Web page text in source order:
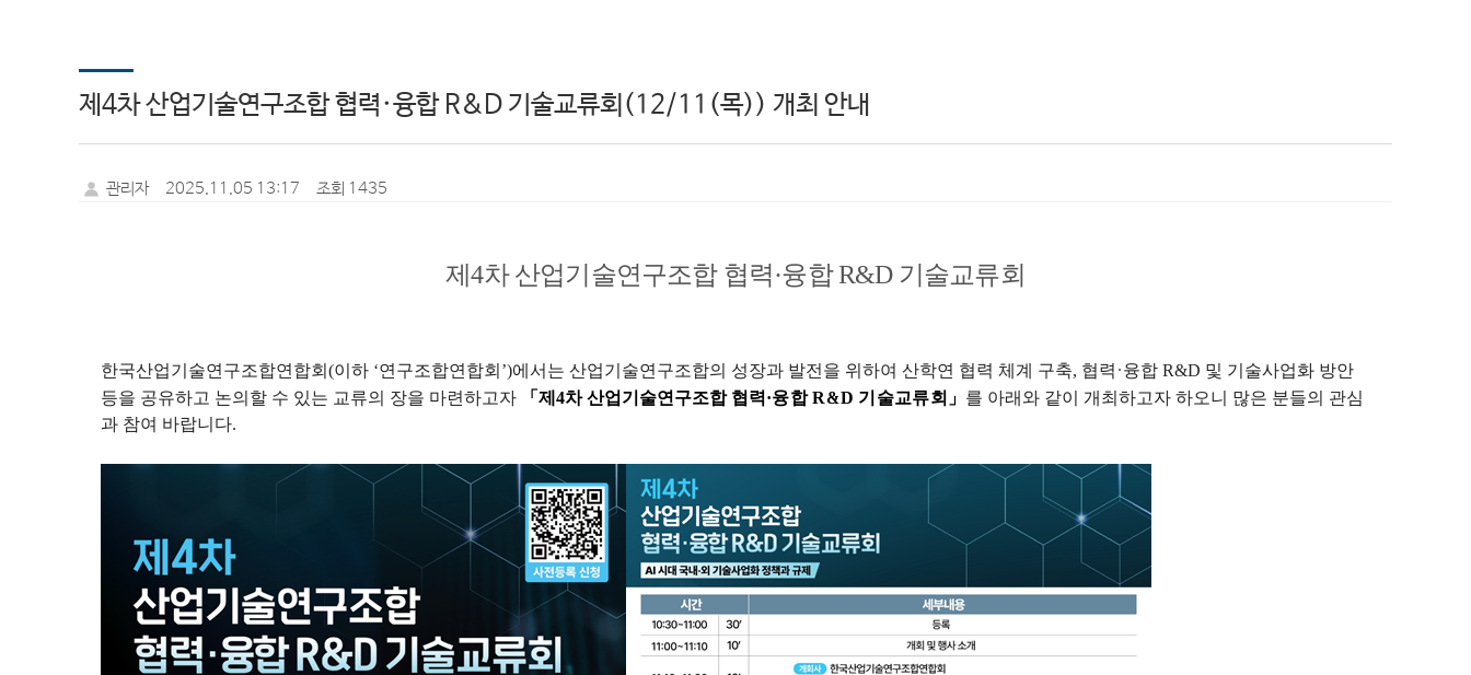
제4차 산업기술연구조합 협력·융합 R&D 기술교류회(12/11(목)) 개최 안내
관리자 2025.11.05 13:17 조회 1435
제4차 산업기술연구조합 협력·융합R&D 기술교류회
한국산업기술연구조합연합회 (이하 ‘연구조합연합회 ’)에서는 산업기술연구조합의 성장과 발전을 위하여 산학연 협력 체계 구축, 협력 ·융합R&D 및 기술사업화 방안
등을 공유하고 논의할 수 있는 교류의 장을 마련하고자
「제4차산업기술연구조합 협력·융합 R&D 기술교류회 」 를 아래와 같이 개최하고자 하오니 많은 분들의 관심
과 참여 바랍니다.